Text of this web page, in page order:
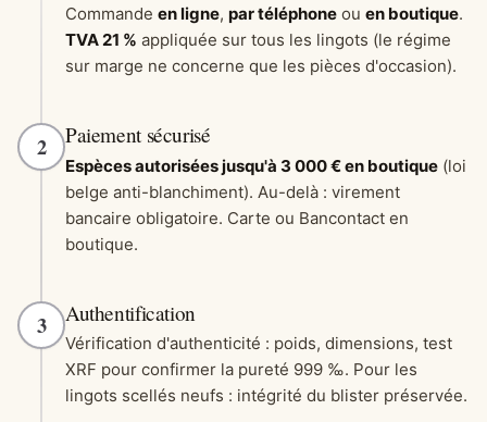
Commande en ligne, par téléphone ou en boutique.
TVA 21 % appliquée sur tous les lingots (le régime
sur marge ne concerne que les pièces d'occasion).
2 Paiement sécurisé
Espèces autorisées jusqu'à 3 000 € en boutique (loi
belge anti-blanchiment). Au-delà : virement
bancaire obligatoire. Carte ou Bancontact en
boutique.
3 Authentification
Vérification d'authenticité : poids, dimensions, test
XRF pour confirmer la pureté 999 ‰. Pour les
lingots scellés neufs : intégrité du blister préservée.